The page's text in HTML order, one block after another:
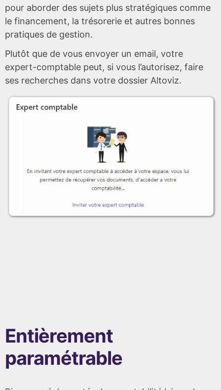
pour aborder des sujets plus stratégiques comme
le financement, la trésorerie et autres bonnes
pratiques de gestion.
Plutôt que de vous envoyer un email, votre
expert-comptable peut, si vous l’autorisez, faire
ses recherches dans votre dossier Altoviz.
Entièrement
paramétrable